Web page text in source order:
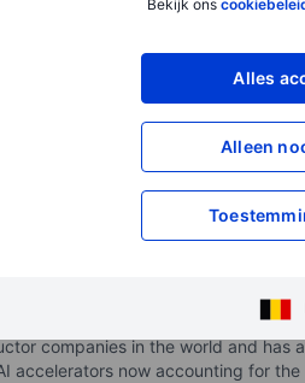
Bekijk ons
Alles
Alleen
companies in the world and
accelerators now accounting for